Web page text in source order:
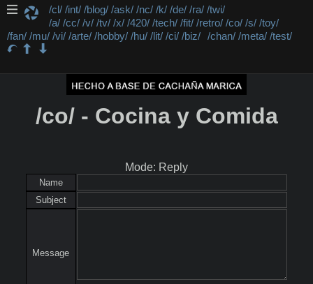
/cl/ /int/ /blog/ /ask/ /nc/ /k/ /de/ /ra/ /twi/
/a/ /cc/ /v/ /tv/ /x/ /420/ /tech/ /fit/ /retro/ /co/ /s/ /toy/
/fan/ /mu/ /vi/ /arte/ /hobby/ /hu/ /lit/ /ci/ /biz/ /chan/ /meta/ /test/
/co/ - Cocina y Comida
Mode: Reply
Name
Subject
Message